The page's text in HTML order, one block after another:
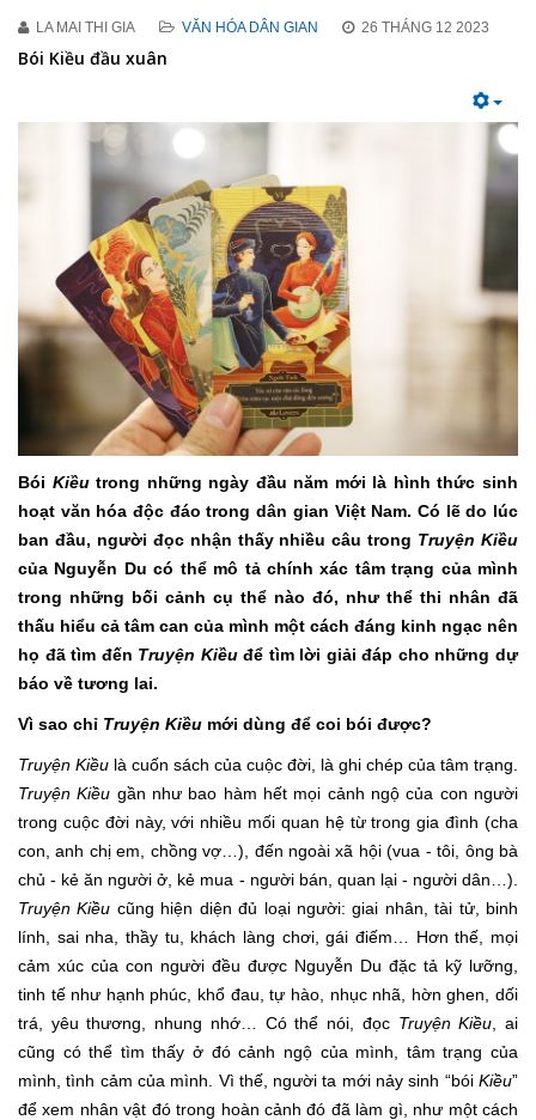
LA MAI THI GIA VĂN HÓA DÂN GIAN 26 THÁNG 12 2023
Bói Kiều đầu xuân
Bói Kiềutrong những ngày đầu năm mới là hình thức sinh
hoạt văn hóa độc đáo trong dân gian Việt Nam. Có lẽ do lúc
ban đầu, người đọc nhận thấy nhiều câu trong Truyện Kiều
của Nguyễn Du có thể mô tả chính xác tâm trạng của mình
trong những bối cảnh cụ thể nào đó, như thể thi nhân đã
thấu hiểu cả tâm can của mình một cách đáng kinh ngạc nên
họ đã tìm đến Truyện Kiềuđể tìm lời giải đáp cho những dự
báo về tương lai.
Vì sao chỉ Truyện Kiều mới dùng để coi bói được?
Truyện Kiều là cuốn sách của cuộc đời, là ghi chép của tâm trạng.
Truyện Kiều gần như bao hàm hết mọi cảnh ngộ của con người
trong cuộc đời này, với nhiều mối quan hệ từ trong gia đình (cha
con, anh chị em, chồng vợ…), đến ngoài xã hội (vua - tôi, ông bà
chủ - kẻ ăn người ở, kẻ mua - người bán, quan lại - người dân…).
Truyện Kiều cũng hiện diện đủ loại người: giai nhân, tài tử, binh
lính, sai nha, thầy tu, khách làng chơi, gái điếm… Hơn thế, mọi
cảm xúc của con người đều được Nguyễn Du đặc tả kỹ lưỡng,
tinh tế như hạnh phúc, khổ đau, tự hào, nhục nhã, hờn ghen, dối
trá, yêu thương, nhung nhớ… Có thể nói, đọc Truyện Kiều , ai
cũng có thể tìm thấy ở đó cảnh ngộ của mình, tâm trạng của
mình, tình cảm của mình. Vì thế, người ta mới nảy sinh “bói Kiều”
để xem nhân vật đó trong hoàn cảnh đó đã làm gì, như một cách